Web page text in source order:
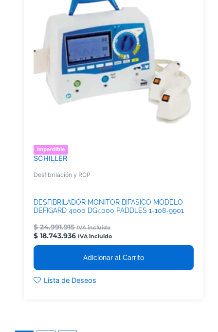
Imperdible
SCHILLER
Desfibrilación y RCP
DESFIBRILADOR MONITOR BIFASICO MODELO
DEFIGARD 4000 DG4000 PADDLES 1-108-9901
$24.991.915 IVA incluido
$ 18.743.936 IVA incluido
Adicionar al Carrito
Lista de Deseos